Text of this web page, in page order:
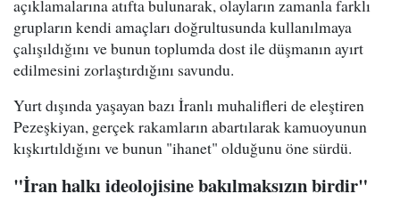
açıklamalarına atıfta bulunarak, olayların zamanla farklı
grupların kendi amaçları doğrultusunda kullanılmaya
çalışıldığını ve bunun toplumda dost ile düşmanın ayırt
edilmesini zorlaştırdığını savundu.
Yurt dışında yaşayan bazı İranlı muhalifleri de eleştiren
Pezeşkiyan, gerçek rakamların abartılarak kamuoyunun
kışkırtıldığını ve bunun "ihanet" olduğunu öne sürdü.
"İran halkı ideolojisine bakılmaksızın birdir"